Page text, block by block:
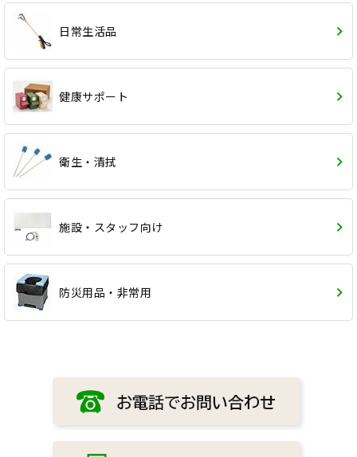
日常生活品
健康サポート
衛生・清拭
施設・スタッフ向け
防災用品・非常用